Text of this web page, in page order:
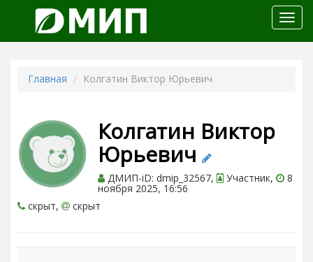
меню
Главная Колгатин Виктор Юрьевич
Колгатин Виктор
Юрьевич
ДМИП-iD: dmip_32567, Участник, 8
ноября 2025, 16:56
скрыт,
скрыт